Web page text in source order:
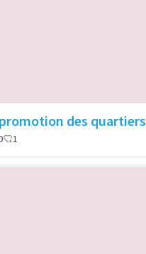
des quartiers
1